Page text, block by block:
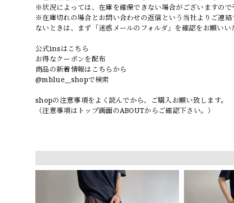
※状況によっては、在庫を確保できない場合がございますので
※在庫切れの場合とお問い合わせの返信という当社よりご連絡
ないときは、まず「迷惑メールのフォルダ」を確認をお願いい
公式insはこちら
お得なクーポンを配布
商品の新着情報はこちらから
@mblue__shopで検索
shopの注意事項をよく読んでから、ご購入お願い致します。
（注意事項はトップ画面のABOUTからご確認下さい。）